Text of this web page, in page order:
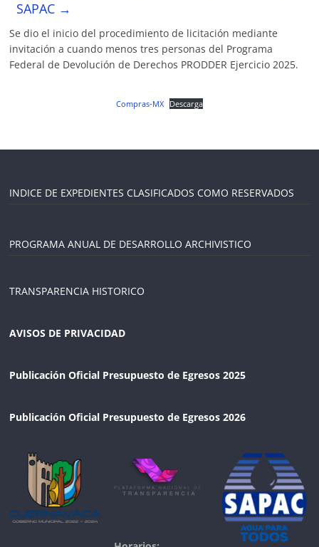
SAPAC →
Se dio el inicio del procedimiento de licitación mediante
invitación a cuando menos tres personas del Programa
Federal de Devolución de Derechos PRODDER Ejercicio 2025.
Compras-MX Descarga
INDICE DE EXPEDIENTES CLASIFICADOS COMO RESERVADOS
PROGRAMA ANUAL DE DESARROLLO ARCHIVISTICO
TRANSPARENCIA HISTORICO
AVISOS DE PRIVACIDAD
Publicación Oficial Presupuesto de Egresos 2025
Publicación Oficial Presupuesto de Egresos 2026